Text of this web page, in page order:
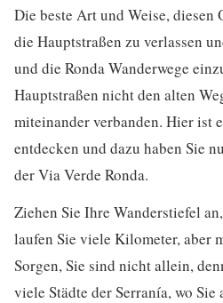
Die beste Art und Weise, diesen
die Hauptstraßen zu verlassen
und die Ronda Wanderwege
Hauptstraßen nicht den alten
miteinander verbanden. Hier ist
entdecken und dazu haben Sie
der Via Verde Ronda.
Ziehen Sie Ihre Wanderstiefel
laufen Sie viele Kilometer, aber
Sorgen, Sie sind nicht allein,
viele Städte der Serranía, wo